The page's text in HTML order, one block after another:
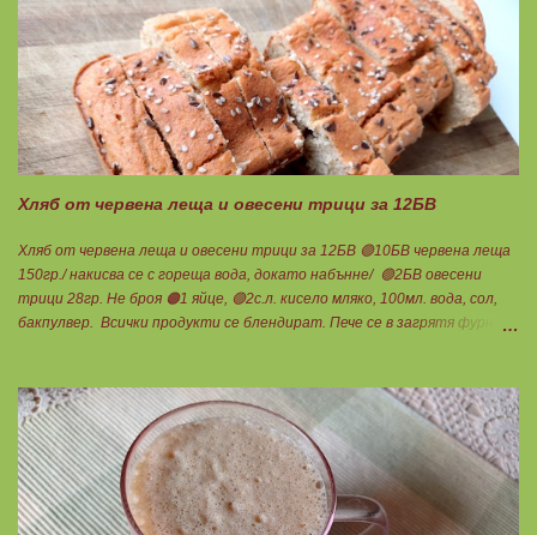
загрята фурна на 200 градуса за 35-40 мин. Всяка питка е 1 блок
въглехидрат. Нека да ни е вкусно заедно! Споделено от Петя Чанева
Хляб от червена леща и овесени трици за 12БВ
Хляб от червена леща и овесени трици за 12БВ 🟢10БВ червена леща
150гр./ накисва се с гореща вода, докато набънне/ 🟢2БВ овесени
трици 28гр. Не броя 🟠1 яйце, 🟢2с.л. кисело мляко, 100мл. вода, сол,
бакпулвер. Всички продукти се блендират. Пече се в загрятя фурна